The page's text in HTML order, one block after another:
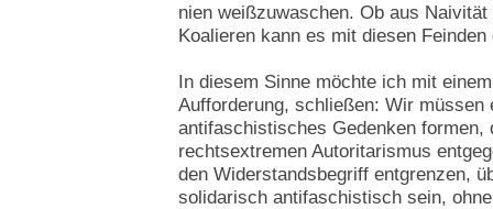
nien weißzuwaschen. Ob aus
Koalieren kann es mit diesen
In diesem Sinne möchte ich mit
Aufforderung, schließen: Wir müssen
antifaschistisches Gedenken formen,
rechtsextremen Autoritarismus
den Widerstandsbegriff entgrenzen,
solidarisch antifaschistisch sein,